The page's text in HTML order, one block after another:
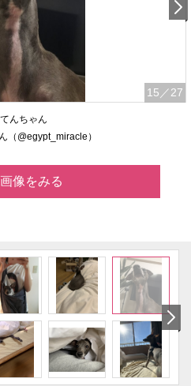
15 ／27
んちゃん
（@egypt_miracle）
像をみる